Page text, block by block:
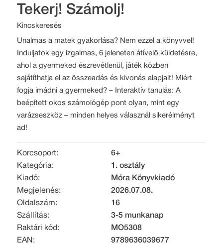
Tekerj! Számolj!
Kincskeresés
Unalmas a matek gyakorlása? Nem ezzel a könyvvel!
Induljatok egy izgalmas, 6 jeleneten átívelő küldetésre,
ahol a gyermeked észrevétlenül, játék közben
sajátíthatja el az összeadás és kivonás alapjait! Miért
fogja imádni a gyermeked? – Interaktív tanulás: A
beépített okos számológép pont olyan, mint egy
varázseszköz – minden helyes válasznál sikerélményt
ad!
Korcsoport:
6+
Kategória:
1. osztály
Kiadó:
Móra Könyvkiadó
Megjelenés:
2026.07.08.
Oldalszám:
16
Szállítás:
3-5 munkanap
Raktári kód:
MO5308
EAN:
9789636039677